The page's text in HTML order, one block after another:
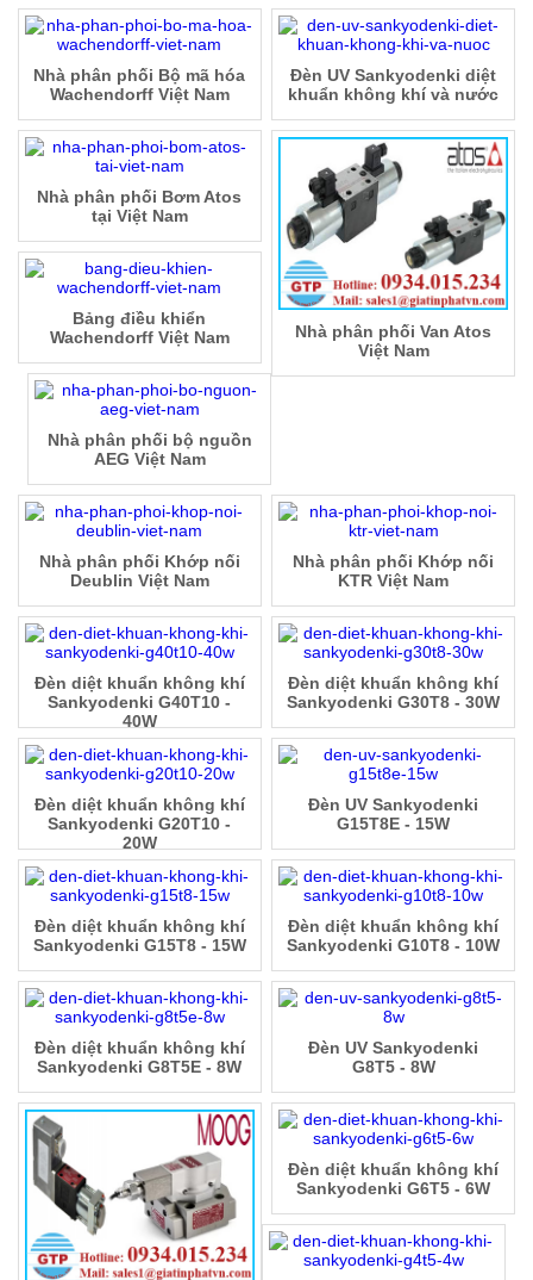
Nhà phân phối Bộ mã hóa
Wachendorff Việt Nam
Đèn UV Sankyodenki diệt
khuẩn không khí và nước
Nhà phân phối Bơm Atos
tại Việt Nam
Nhà phân phối Van Atos
Việt Nam
Bảng điều khiển
Wachendorff Việt Nam
Nhà phân phối bộ nguồn
AEG Việt Nam
Nhà phân phối Khớp nối
Deublin Việt Nam
Nhà phân phối Khớp nối
KTR Việt Nam
Đèn diệt khuẩn không khí
Sankyodenki G40T10 -
40W
Đèn diệt khuẩn không khí
Sankyodenki G30T8 - 30W
Đèn diệt khuẩn không khí
Sankyodenki G20T10 -
20W
Đèn UV Sankyodenki
G15T8E - 15W
Đèn diệt khuẩn không khí
Sankyodenki G15T8 - 15W
Đèn diệt khuẩn không khí
Sankyodenki G10T8 - 10W
Đèn diệt khuẩn không khí
Sankyodenki G8T5E - 8W
Đèn UV Sankyodenki
G8T5 - 8W
Đèn diệt khuẩn không khí
Sankyodenki G6T5 - 6W